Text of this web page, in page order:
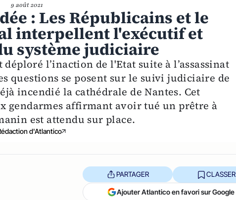
9 août 2021
: Les Républicains et le
interpellent l'exécutif et
système judiciaire
l’inaction de l'Etat suite à l’assassinat
questions se posent sur le suivi judiciaire de
incendié la cathédrale de Nantes. Cet
gendarmes affirmant avoir tué un prêtre à
est attendu sur place.
d'Atlantico
PARTAGER CLASSER
Ajouter Atlantico en favori sur Google